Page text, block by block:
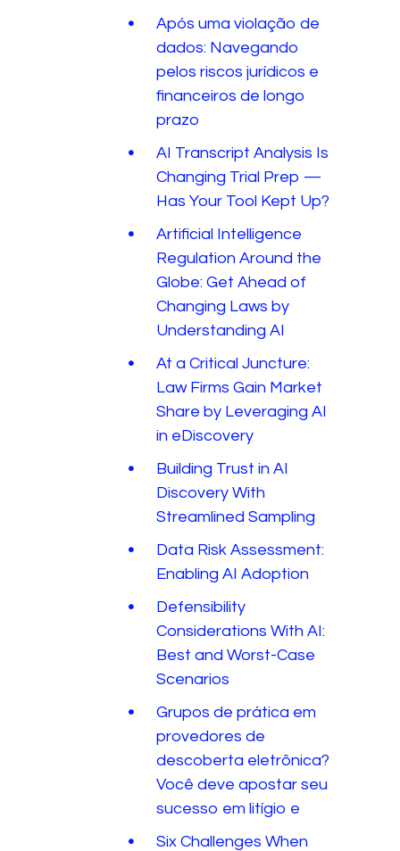
Após uma violação de
dados: Navegando
pelos riscos jurídicos e
financeiros de longo
prazo
AI Transcript Analysis Is
Changing Trial Prep —
Has Your Tool Kept Up?
Artificial Intelligence
Regulation Around the
Globe: Get Ahead of
Changing Laws by
Understanding AI
At a Critical Juncture:
Law Firms Gain Market
Share by Leveraging AI
in eDiscovery
Building Trust in AI
Discovery With
Streamlined Sampling
Data Risk Assessment:
Enabling AI Adoption
Defensibility
Considerations With AI:
Best and Worst-Case
Scenarios
Grupos de prática em
provedores de
descoberta eletrônica?
Você deve apostar seu
sucesso em litígio e
Six Challenges When